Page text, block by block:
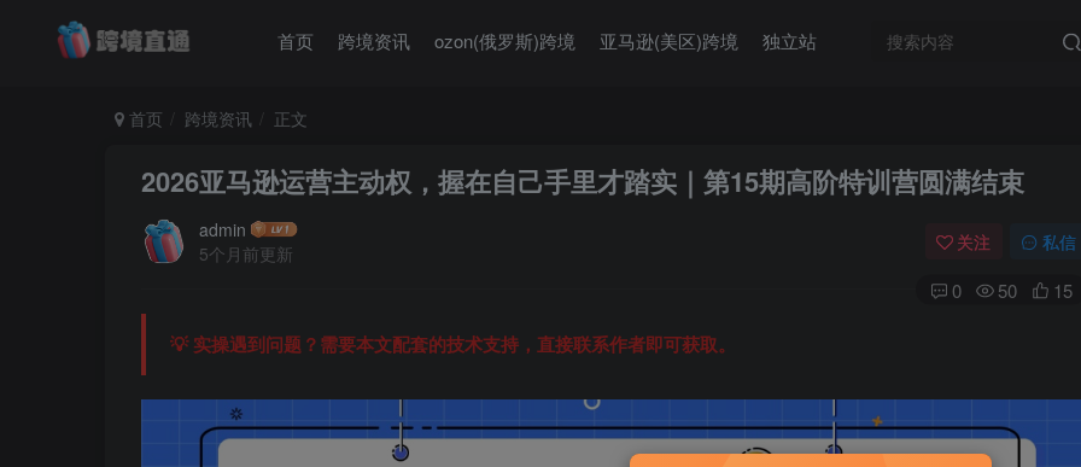
首页 跨境资讯 ozon(俄罗斯)跨境 亚马逊(美区)跨境 独立站
首页 跨境资讯 正文
2026亚马逊运营主动权，握在自己手里才踏实｜第15期高阶特训营圆满结束
admin
5个月前更新
关注 私信
0 50 15
💡 实操遇到问题？需要本文配套的技术支持，直接联系作者即可获取。